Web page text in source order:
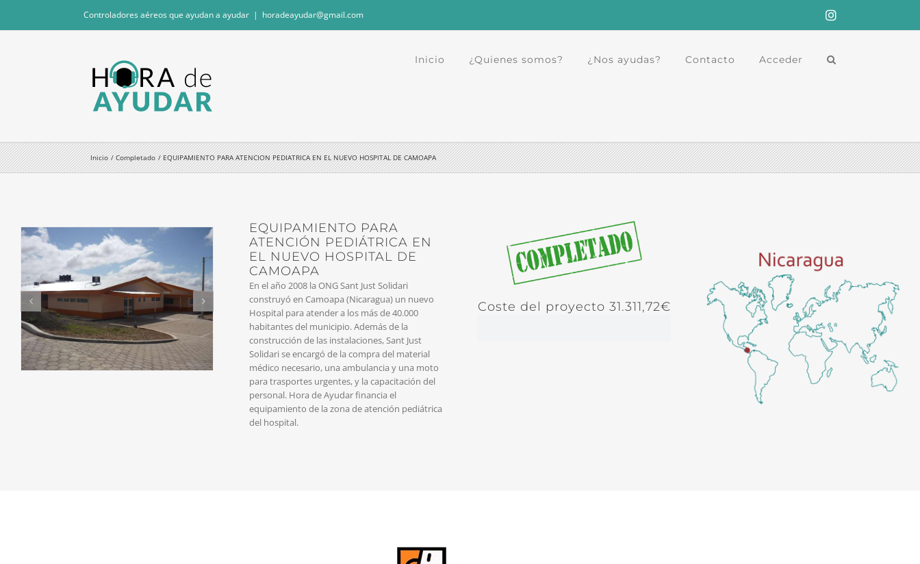
contenido
Controladores aéreos que ayudan a ayudar | horadeayudar@gmail.com Instagram
Inicio ¿Quienes somos? ¿Nos ayudas? Contacto Acceder
Inicio Completado EQUIPAMIENTO PARA ATENCION PEDIATRICA EN EL NUEVO HOSPITAL DE CAMOAPA
EQUIPAMIENTO PARA
ATENCIÓN PEDIÁTRICA EN
EL NUEVO HOSPITAL DE
CAMOAPA
En el año 2008 la ONG Sant Just Solidari
construyó en Camoapa (Nicaragua) un nuevo
Hospital para atender a los más de 40.000
habitantes del municipio. Además de la
construcción de las instalaciones, Sant Just
Solidari se encargó de la compra del material
médico necesario, una ambulancia y una moto
para trasportes urgentes, y la capacitación del
personal. Hora de Ayudar financia el
equipamiento de la zona de atención pediátrica
del hospital.
Coste del proyecto 31.311,72€